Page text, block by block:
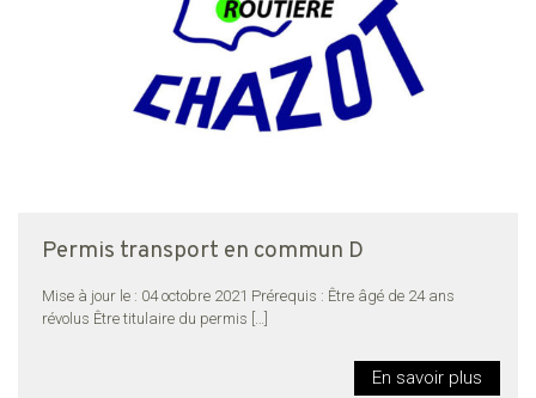
Permis transport en commun D
Mise à jour le : 04 octobre 2021 Prérequis : Être âgé de 24 ans
révolus Être titulaire du permis
En savoir plus